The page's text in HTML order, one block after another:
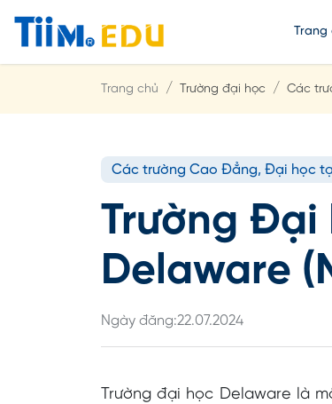
Trang
Trang chủ Trường đại học Các
Các trường Cao Đẳng, Đại học
Trường Đại
Delaware
Ngày đăng:22.07.2024
Trường đại học Delaware là